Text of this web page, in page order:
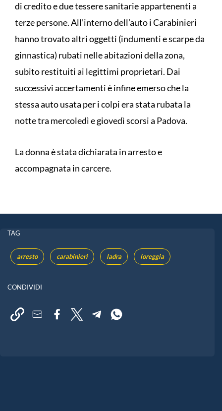
di credito e due tessere sanitarie appartenenti a
terze persone. All’interno dell’auto i Carabinieri
hanno trovato altri oggetti (indumenti e scarpe da
ginnastica) rubati nelle abitazioni della zona,
subito restituiti ai legittimi proprietari. Dai
successivi accertamenti è infine emerso che la
stessa auto usata per i colpi era stata rubata la
notte tra mercoledì e giovedì scorsi a Padova.
La donna è stata dichiarata in arresto e
accompagnata in carcere.
TAG
arresto carabinieri ladra loreggia
CONDIVIDI